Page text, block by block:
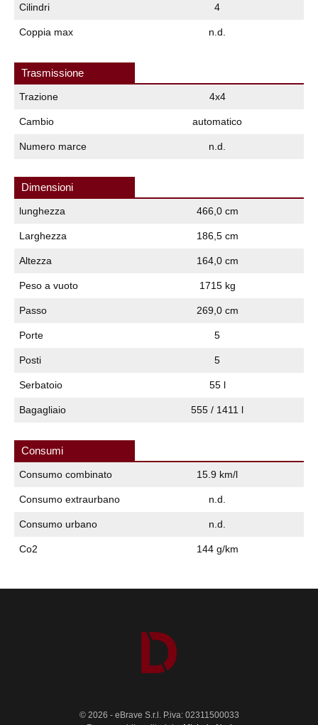
Cilindri 4
Coppia max n.d.
Trasmissione
Trazione 4x4
Cambio automatico
Numero marce n.d.
Dimensioni
lunghezza 466,0 cm
Larghezza 186,5 cm
Altezza 164,0 cm
Peso a vuoto 1715 kg
Passo 269,0 cm
Porte 5
Posti 5
Serbatoio 55 l
Bagagliaio 555 / 1411 l
Consumi
Consumo combinato 15.9 km/l
Consumo extraurbano n.d.
Consumo urbano n.d.
Co2 144 g/km
© 2026 - eBrave S.r.l. P.iva: 02311500033